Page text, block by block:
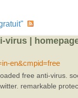
virus |
en&cmpid=free
free anti-virus.
remarkable